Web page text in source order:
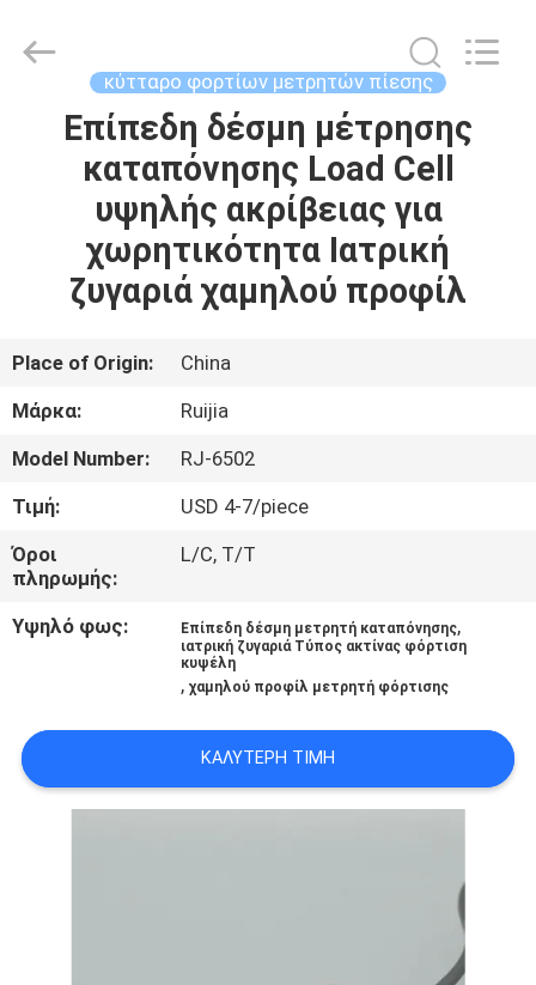
ΣΠΊΤΙ
ΠΡΟΪΌΝΤΑ
ΒΊΝΤΕΟ
ΠΕΡΊΠΟΥ
ΕΜΕΊΣ
ΓΎΡΟΣ
ΕΡΓΟΣΤΑΣΊΩΝ
ΠΟΙΟΤΙΚΌΣ
ΈΛΕΓΧΟΣ
ΕΛΆΤΕ
ΣΕ
Instruments
κύτταρο φορτίων μετρητών πίεσης
Επίπεδη δέσμη μέτρησης
καταπόνησης Load Cell
υψηλής ακρίβειας για
χωρητικότητα Ιατρική
ζυγαριά χαμηλού προφίλ
Place of Origin:
China
Μάρκα:
Ruijia
Model Number:
RJ-6502
Τιμή:
USD 4-7/piece
Όροι
πληρωμής:
L/C, T/T
Υψηλό φως: Επίπεδη δέσμη μετρητή καταπόνησης,
ιατρική ζυγαριά Τύπος ακτίνας φόρτιση
κυψέλη
,χαμηλού προφίλ μετρητή φόρτισης
ΚΑΛΎΤΕΡΗ ΤΙΜΉ